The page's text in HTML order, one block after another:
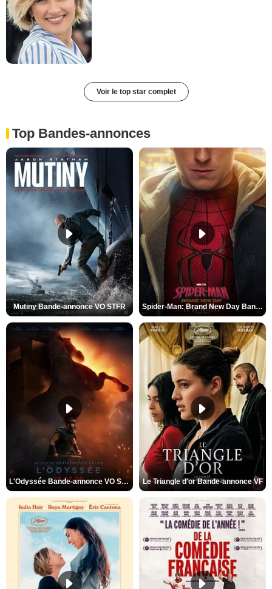
Voir le top star complet
Top Bandes-annonces
Mutiny Bande-annonce VO STFR Spider-Man: Brand New Day Bande-annonce VO STFR
L'Odyssée Bande-annonce VO STFR Le Triangle d'or Bande-annonce VF